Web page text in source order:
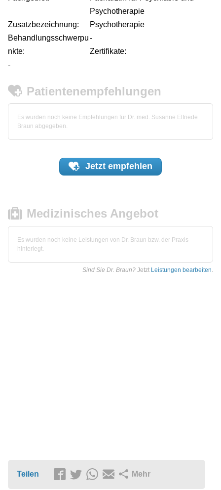
Psychotherapie
Zusatzbezeichnung:
Psychotherapie
Behandlungsschwerpu
nkte:
-
Zertifikate:
-
Patientenempfehlungen
Es wurden noch keine Empfehlungen für Dr. med. Susanne Elfriede
Braun abgegeben.
Jetzt empfehlen
Medizinisches Angebot
Es wurden noch keine Leistungen von Dr. Braun bzw. der Praxis
hinterlegt.
Sind Sie Dr. Braun? Jetzt Leistungen bearbeiten.
Teilen Mehr